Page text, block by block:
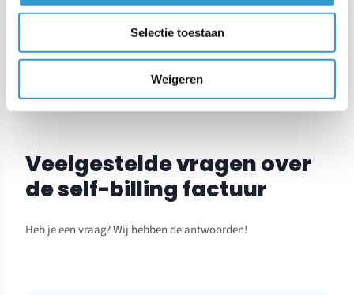
Selectie toestaan
Weigeren
VOLGEND ARTIKEL
Factuur voor aanbetaling→
Veelgestelde vragen over
de self-billing factuur
Heb je een vraag? Wij hebben de antwoorden!